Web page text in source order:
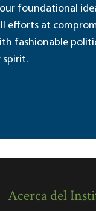
foundational
efforts at
fashionable
spirit.
Acerca del